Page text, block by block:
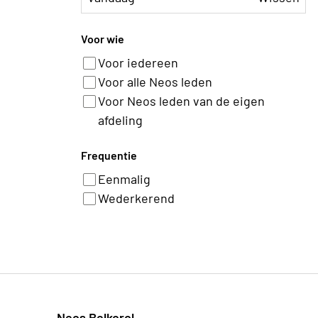
Voor wie
Voor iedereen
Voor alle Neos leden
Voor Neos leden van de eigen
afdeling
Frequentie
Eenmalig
Wederkerend